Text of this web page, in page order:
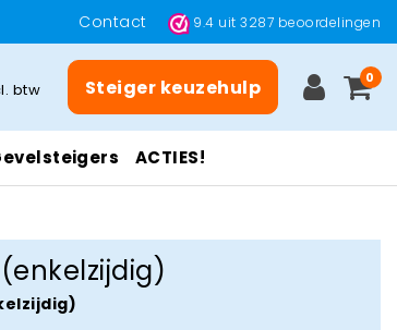
Contact 9.4 uit3287 beoordelingen
btw Steiger keuzehulp 0
ACTIES!